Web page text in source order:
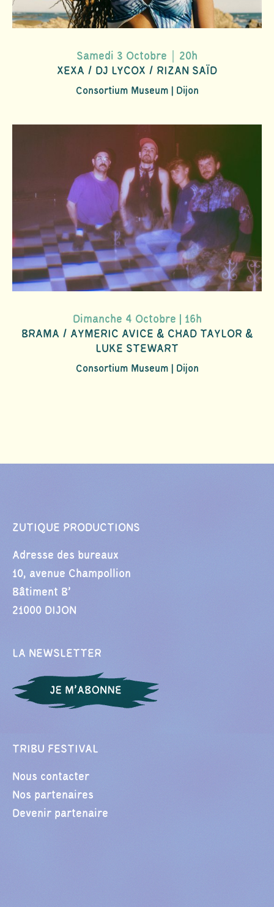
Samedi 3 Octobre｜20h
XEXA / DJ LYCOX / RIZAN SAÏD
Consortium Museum | Dijon
Dimanche 4 Octobre | 16h
BRAMA / AYMERIC AVICE & CHAD TAYLOR &
LUKE STEWART
Consortium Museum | Dijon
ZUTIQUE PRODUCTIONS
Adresse des bureaux
10, avenue Champollion
Bâtiment B’
21000 DIJON
LA NEWSLETTER
TRIBU FESTIVAL
Nous contacter
Nos partenaires
Devenir partenaire